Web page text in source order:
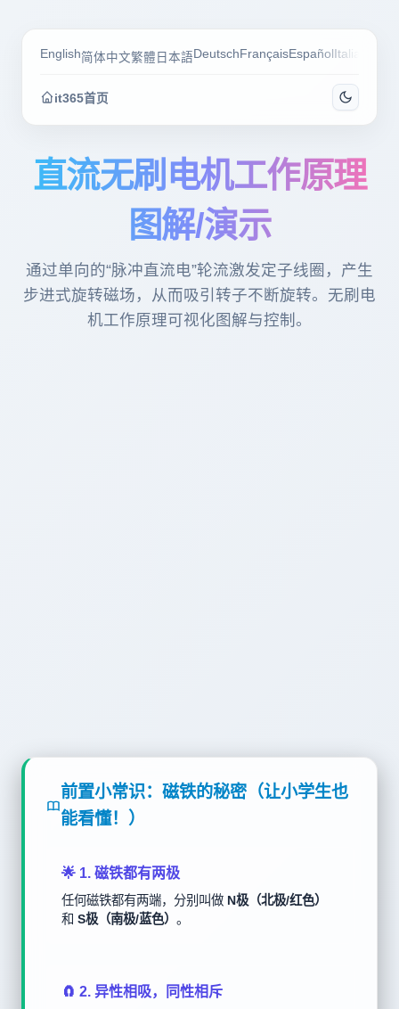
English简体中文繁體 日本語 Deutsch FrançaisEspañol Italiano
it365首页
直流无刷电机工作原理
图解/演示
通过单向的“脉冲直流电”轮流激发定子线圈，产生
步进式旋转磁场，从而吸引转子不断旋转。无刷电
机工作原理可视化图解与控制。
前置小常识：磁铁的秘密（让小学生也
能看懂！）
🌟 1. 磁铁都有两极
任何磁铁都有两端，分别叫做 N极（北极/红色）
和 S极（南极/蓝色） 。
🧲 2. 异性相吸，同性相斥